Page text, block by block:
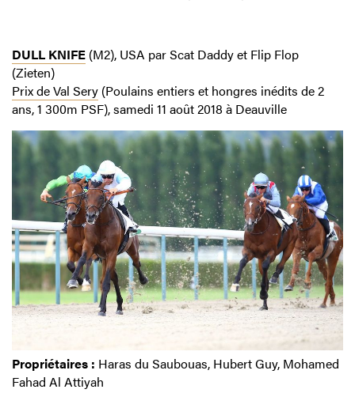
DULL KNIFE (M2), USA par Scat Daddy et Flip Flop
(Zieten)
Prix de Val Sery (Poulains entiers et hongres inédits de 2
ans, 1 300m PSF), samedi 11 août 2018 à Deauville
Propriétaires : Haras du Saubouas, Hubert Guy, Mohamed
Fahad Al Attiyah